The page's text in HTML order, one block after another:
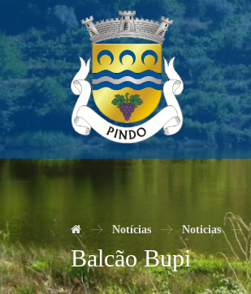
Notícias Noticias
Balcão Bupi